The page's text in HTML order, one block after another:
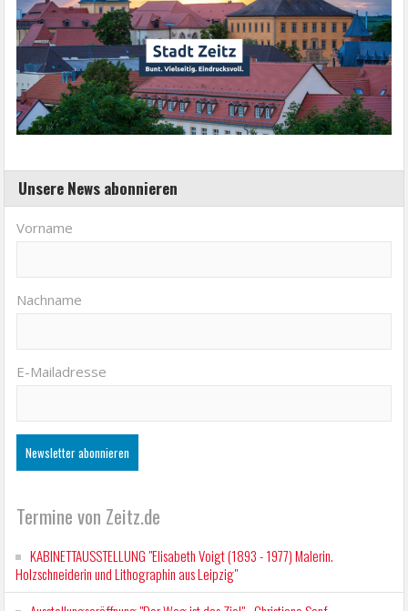
Unsere News abonnieren
Vorname
Nachname
E-Mailadresse
Termine von Zeitz.de
KABINETTAUSSTELLUNG "Elisabeth Voigt (1893 - 1977) Malerin.
Holzschneiderin und Lithographin aus Leipzig"